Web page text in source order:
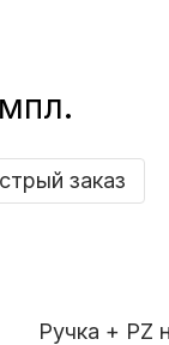
заказ
Ручка + PZ